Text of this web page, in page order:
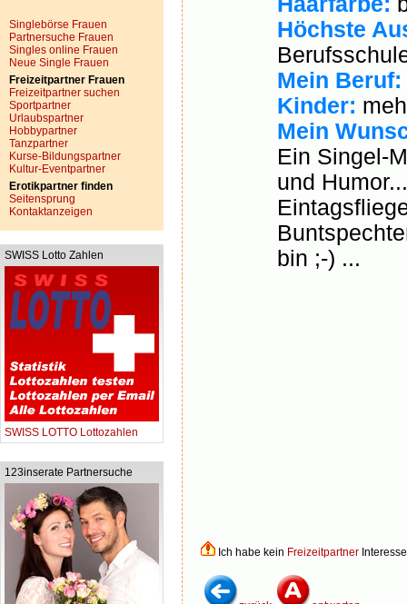
Singlebörse Frauen
Partnersuche Frauen
Singles online Frauen
Neue Single Frauen
Freizeitpartner Frauen
Freizeitpartner suchen
Sportpartner
Urlaubspartner
Hobbypartner
Tanzpartner
Kurse-Bildungspartner
Kultur-Eventpartner
Erotikpartner finden
Seitensprung
Kontaktanzeigen
SWISS Lotto Zahlen
SWISS LOTTO Lottozahlen
123inserate Partnersuche
Höchste
Mein Beruf:
Kinder:
Mein
Ein Singel-
und
bin ;-) ...
Ich habe kein Freizeitpartner